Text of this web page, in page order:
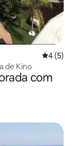
4 de
4 (5)
de Kino
com